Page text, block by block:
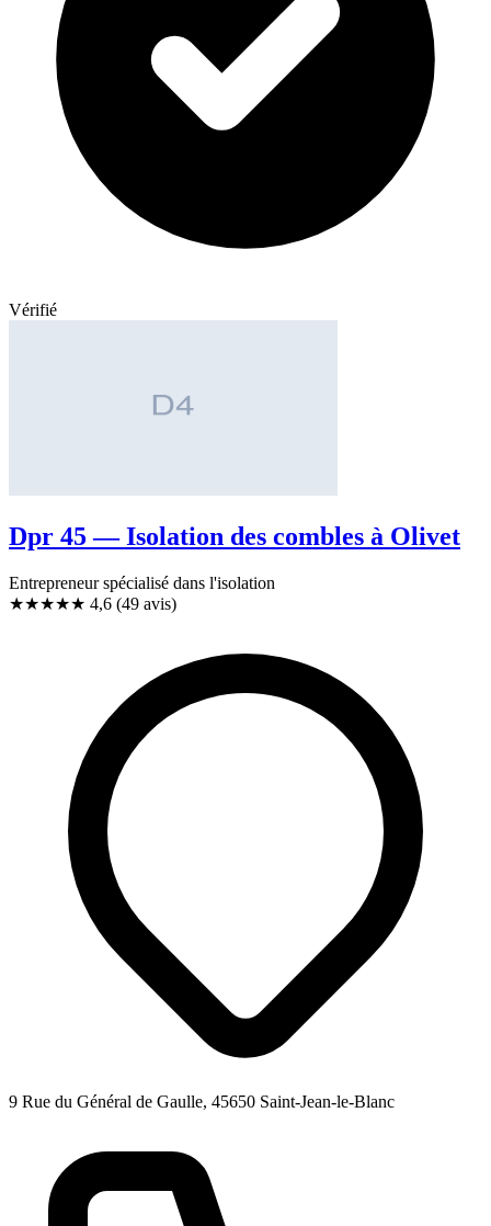
Vérifié
Dpr 45 — Isolation des combles à Olivet
Entrepreneur spécialisé dans l'isolation
★★★★★ 4,6 (49 avis)
9 Rue du Général de Gaulle, 45650 Saint-Jean-le-Blanc